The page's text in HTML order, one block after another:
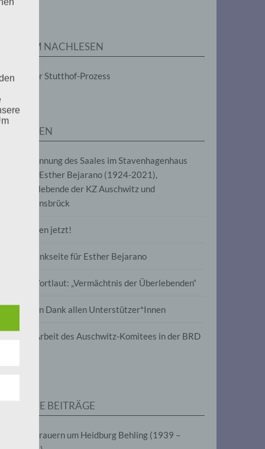
ZUM NACHLESEN
Der Stutthof-Prozess
SEITEN
Benennung des Saales im Stavenhagenhaus
nach Esther Bejarano (1924-2021),
Überlebende der KZ Auschwitz und
Ravensbrück
Frieden jetzt!
Gedenkseite für Esther Bejarano
Im Wortlaut: „Vermächtnis der Überlebenden“
Vielen Dank allen Unterstützer*Innen
Zur Arbeit des Auschwitz-Komitees in der BRD
NEUE BEITRÄGE
Wir trauern um Heidburg Behling (1939 –